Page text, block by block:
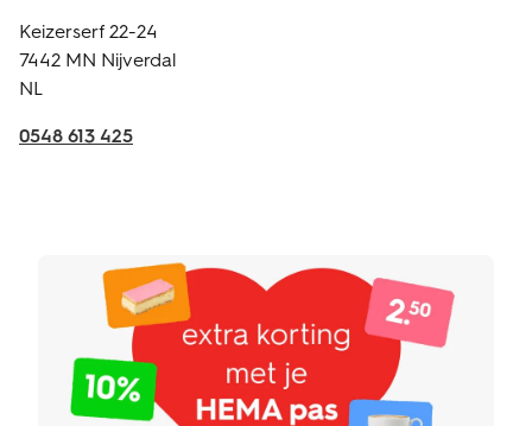
Keizerserf 22-24
7442 MN Nijverdal
NL
0548 613 425